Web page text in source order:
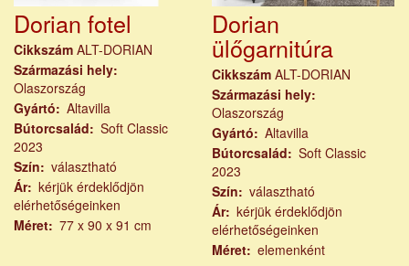
Dorian fotel
Cikkszám ALT-DORIAN
Származási hely
Olaszország
Gyártó
Altavilla
Bútorcsalád
Soft Classic
2023
Szín
választható
Ár kérjük érdeklődjön
elérhetőségeinken
Méret 77 x 90 x 91 cm
Dorian
ülőgarnitúra
Cikkszám ALT-DORIAN
Származási hely
Olaszország
Gyártó
Altavilla
Bútorcsalád
Soft Classic
2023
Szín
választható
Ár
kérjük érdeklődjön
elérhetőségeinken
Méret
elemenként